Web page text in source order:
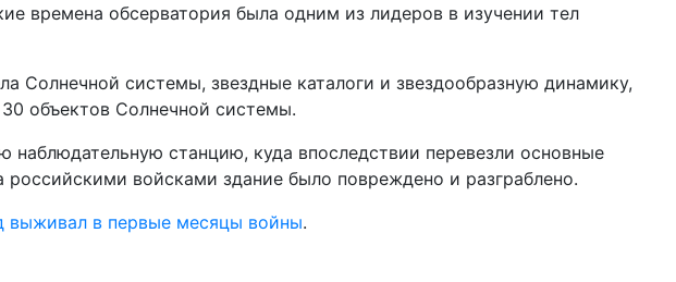
времена обсерватория была одним из лидеров в изучении тел
Солнечной системы, звездные каталоги и звездообразную динамику,
объектов Солнечной системы.
станцию, куда впоследствии перевезли основные
войсками здание было повреждено и разграблено.
выживал в первые месяцы войны.